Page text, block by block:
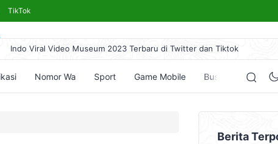
TikTok
Indo Viral Video Museum 2023 Terbaru di Twitter dan Tiktok
Link Bokeh 2017 Bahasa Indonesia 2024, No Sensor Terlengkap 18+
Simontok VPN Anti Blokir Bebas Akses Video Bokeh Tanpa Sensor
Nomor Wa Sport Game Mobile Bussid Bisnis
Berita